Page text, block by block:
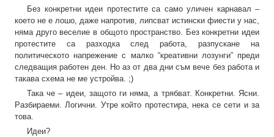
Без конкретни идеи протестите са само уличен карнавал –
което не е лошо, даже напротив, липсват истински фиести у нас,
няма друго веселие в общото пространство. Без конкретни идеи
протестите са разходка след работа, разпускане на
политическото напрежение с малко “креативни лозунги” преди
следващия работен ден. Но аз от два дни съм вече без работа и
такава схема не ме устройва. ;)
Така че – идеи, защото ги няма, а трябват. Конкретни. Ясни.
Разбираеми. Логични. Утре който протестира, нека се сети и за
това.
Идеи?